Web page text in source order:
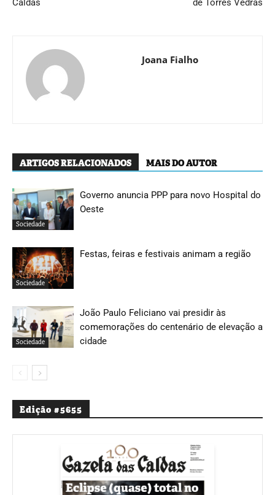
Caldas de Torres Vedras
Joana Fialho
ARTIGOS RELACIONADOS MAIS DO AUTOR
Sociedade
Governo anuncia PPP para novo Hospital do
Oeste
Sociedade
Festas, feiras e festivais animam a região
Sociedade
João Paulo Feliciano vai presidir às
comemorações do centenário de elevação a
cidade
Edição #5655